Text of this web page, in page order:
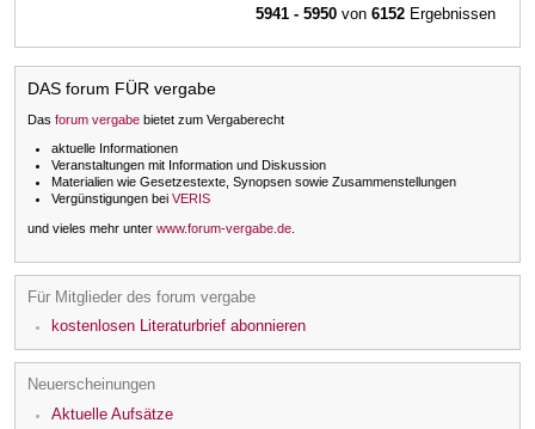
5941 - 5950 von 6152 Ergebnissen
DAS forum FÜR vergabe
Das forum vergabe bietet zum Vergaberecht
aktuelle Informationen
Veranstaltungen mit Information und Diskussion
Materialien wie Gesetzestexte, Synopsen sowie Zusammenstellungen
Vergünstigungen bei VERIS
und vieles mehr unter www.forum-vergabe.de
Für Mitglieder des forum vergabe
kostenlosen Literaturbrief abonnieren
Neuerscheinungen
Aktuelle Aufsätze